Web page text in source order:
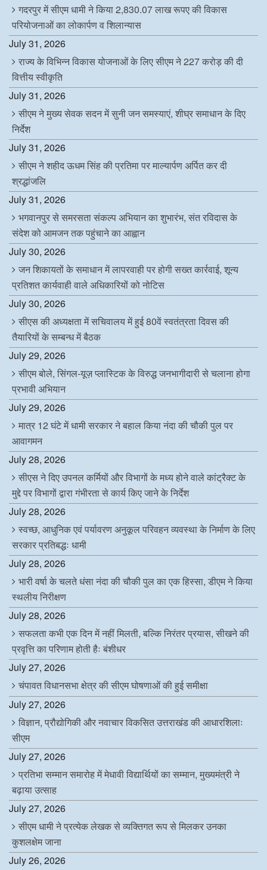
गदरपुर में सीएम धामी ने किया 2,830.07 लाख रूपए की विकास
परियोजनाओं का लोकार्पण व शिलान्यास
July 31, 2026
राज्य के विभिन्न विकास योजनाओं के लिए सीएम ने 227 करोड़ की दी
वित्तीय स्वीकृति
July 31, 2026
सीएम ने मुख्य सेवक सदन में सुनी जन समस्याएं, शीघ्र समाधान के दिए
निर्देश
July 31, 2026
सीएम ने शहीद ऊधम सिंह की प्रतिमा पर माल्यार्पण अर्पित कर दी
श्रद्धांजलि
July 31, 2026
भगवानपुर से समरसता संकल्प अभियान का शुभारंभ, संत रविदास के
संदेश को आमजन तक पहुंचाने का आह्वान
July 30, 2026
जन शिकायतों के समाधान में लापरवाही पर होगी सख्त कार्रवाई, शून्य
प्रतिशत कार्यवाही वाले अधिकारियों को नोटिस
July 30, 2026
सीएस की अध्यक्षता में सचिवालय में हुई 80वें स्वतंत्रता दिवस की
तैयारियों के सम्बन्ध में बैठक
July 29, 2026
सीएम बोले, सिंगल-यूज़ प्लास्टिक के विरुद्ध जनभागीदारी से चलाना होगा
प्रभावी अभियान
July 29, 2026
मात्र 12 घंटे में धामी सरकार ने बहाल किया नंदा की चौकी पुल पर
आवागमन
July 28, 2026
सीएस ने दिए उपनल कर्मियों और विभागों के मध्य होने वाले कांट्रैक्ट के
मुद्दे पर विभागों द्वारा गंभीरता से कार्य किए जाने के निर्देश
July 28, 2026
स्वच्छ, आधुनिक एवं पर्यावरण अनुकूल परिवहन व्यवस्था के निर्माण के लिए
सरकार प्रतिबद्धः धामी
July 28, 2026
भारी वर्षा के चलते धंसा नंदा की चौकी पुल का एक हिस्सा, डीएम ने किया
स्थलीय निरीक्षण
July 28, 2026
सफलता कभी एक दिन में नहीं मिलती, बल्कि निरंतर प्रयास, सीखने की
प्रवृत्ति का परिणाम होती हैः बंशीधर
July 27, 2026
चंपावत विधानसभा क्षेत्र की सीएम घोषणाओं की हुई समीक्षा
July 27, 2026
विज्ञान, प्रौद्योगिकी और नवाचार विकसित उत्तराखंड की आधारशिलाः
सीएम
July 27, 2026
प्रतिभा सम्मान समारोह में मेधावी विद्यार्थियों का सम्मान, मुख्यमंत्री ने
बढ़ाया उत्साह
July 27, 2026
सीएम धामी ने प्रत्येक लेखक से व्यक्तिगत रूप से मिलकर उनका
कुशलक्षेम जाना
July 26, 2026